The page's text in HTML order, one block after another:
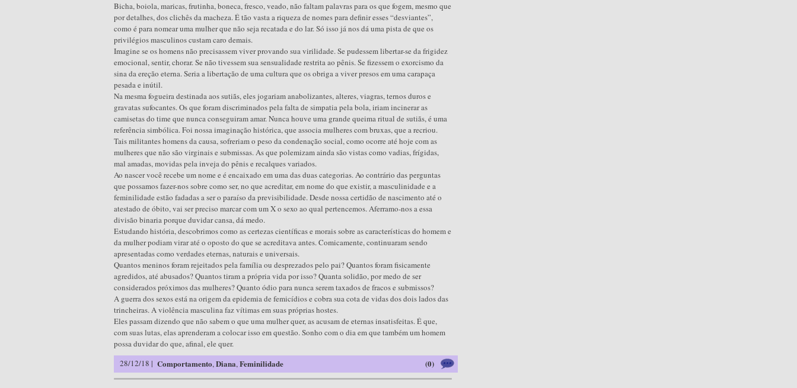
Bicha, boiola, maricas, frutinha, boneca, fresco, veado, não faltam palavras para os que fogem, mesmo que
por detalhes, dos clichês da macheza. É tão vasta a riqueza de nomes para definir esses “desviantes”,
como é para nomear uma mulher que não seja recatada e do lar. Só isso já nos dá uma pista de que os
privilégios masculinos custam caro demais.
Imagine se os homens não precisassem viver provando sua virilidade. Se pudessem libertar-se da frigidez
emocional, sentir, chorar. Se não tivessem sua sensualidade restrita ao pênis. Se fizessem o exorcismo da
sina da ereção eterna. Seria a libertação de uma cultura que os obriga a viver presos em uma carapaça
pesada e inútil.
Na mesma fogueira destinada aos sutiãs, eles jogariam anabolizantes, alteres, viagras, ternos duros e
gravatas sufocantes. Os que foram discriminados pela falta de simpatia pela bola, iriam incinerar as
camisetas do time que nunca conseguiram amar. Nunca houve uma grande queima ritual de sutiãs, é uma
referência simbólica. Foi nossa imaginação histórica, que associa mulheres com bruxas, que a recriou.
Tais militantes homens da causa, sofreriam o peso da condenação social, como ocorre até hoje com as
mulheres que não são virginais e submissas. As que polemizam ainda são vistas como vadias, frígidas,
mal amadas, movidas pela inveja do pênis e recalques variados.
Ao nascer você recebe um nome e é encaixado em uma das duas categorias. Ao contrário das perguntas
que possamos fazer-nos sobre como ser, no que acreditar, em nome do que existir, a masculinidade e a
feminilidade estão fadadas a ser o paraíso da previsibilidade. Desde nossa certidão de nascimento até o
atestado de óbito, vai ser preciso marcar com um X o sexo ao qual pertencemos. Aferramo-nos a essa
divisão binaria porque duvidar cansa, dá medo.
Estudando história, descobrimos como as certezas científicas e morais sobre as características do homem e
da mulher podiam virar até o oposto do que se acreditava antes. Comicamente, continuaram sendo
apresentadas como verdades eternas, naturais e universais.
Quantos meninos foram rejeitados pela família ou desprezados pelo pai? Quantos foram fisicamente
agredidos, até abusados? Quantos tiram a própria vida por isso? Quanta solidão, por medo de ser
considerados próximos das mulheres? Quanto ódio para nunca serem taxados de fracos e submissos?
A guerra dos sexos está na origem da epidemia de femicídios e cobra sua cota de vidas dos dois lados das
trincheiras. A violência masculina faz vítimas em suas próprias hostes.
Eles passam dizendo que não sabem o que uma mulher quer, as acusam de eternas insatisfeitas. É que,
com suas lutas, elas aprenderam a colocar isso em questão. Sonho com o dia em que também um homem
possa duvidar do que, afinal, ele quer.
28/12/18 | Comportamento,Diana,Feminilidade (0)